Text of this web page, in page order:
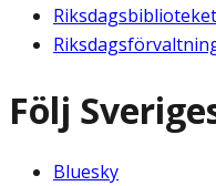
Riksdagsbiblioteket
Följ
Bluesky